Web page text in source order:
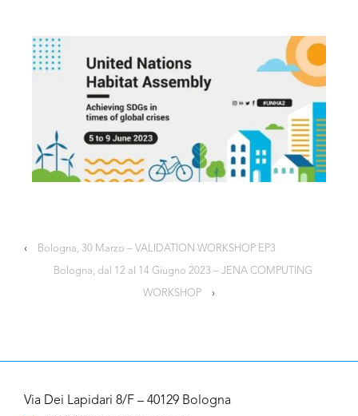
‹ Bologna, 30 Marzo – VALIDATION WORKSHOP EP3
Bologna, dal 12 al 14 Giugno 2023 – JENA COMPUTING
WORKSHOP ›
Via Dei Lapidari 8/F – 40129 Bologna